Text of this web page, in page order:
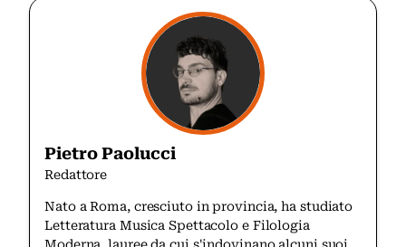
Pietro Paolucci
Redattore
Nato a Roma, cresciuto in provincia, ha studiato
Letteratura Musica Spettacolo e Filologia
Moderna, lauree da cui s'indovinano alcuni suoi